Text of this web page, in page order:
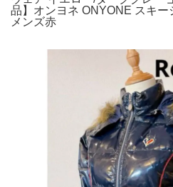
品】オンヨネ ONYONE スキー
メンズ赤